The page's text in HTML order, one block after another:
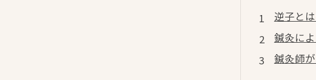
逆子と
鍼灸に
鍼灸師